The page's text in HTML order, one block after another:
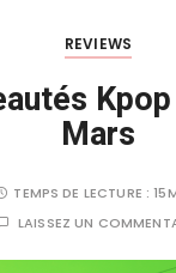
REVIEWS
Mars
TEMPS DE LECTURE :
LAISSEZ UN